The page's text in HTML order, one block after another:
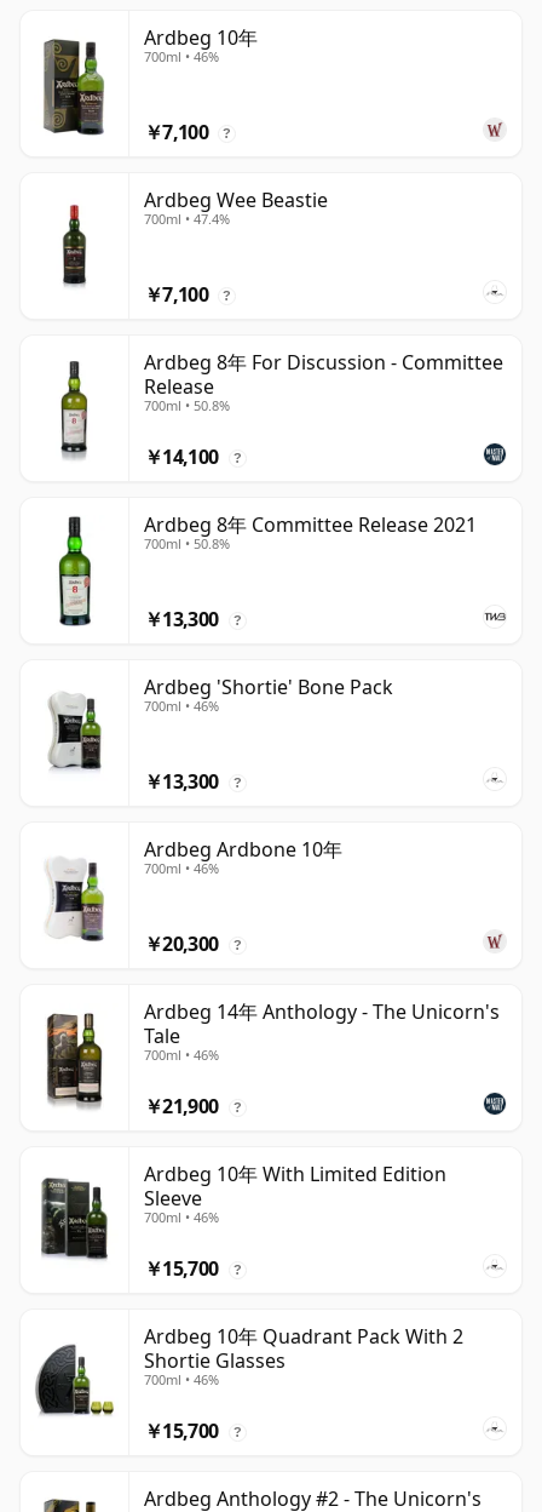
Ardbeg 10年
700ml • 46%
￥7,100 ?
Ardbeg Wee Beastie
700ml • 47.4%
￥7,100 ?
Ardbeg 8年 For Discussion - Committee
Release
700ml • 50.8%
￥14,100 ?
Ardbeg 8年 Committee Release 2021
700ml • 50.8%
￥13,300 ?
Ardbeg 'Shortie' Bone Pack
700ml • 46%
￥13,300 ?
Ardbeg Ardbone 10年
700ml • 46%
￥20,300 ?
Ardbeg 14年 Anthology - The Unicorn's
Tale
700ml • 46%
￥21,900 ?
Ardbeg 10年 With Limited Edition
Sleeve
700ml • 46%
￥15,700 ?
Ardbeg 10年 Quadrant Pack With 2
Shortie Glasses
700ml • 46%
￥15,700 ?
Ardbeg Anthology #2 - The Unicorn's